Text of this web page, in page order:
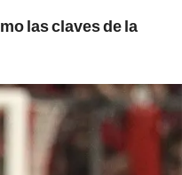
las claves de la